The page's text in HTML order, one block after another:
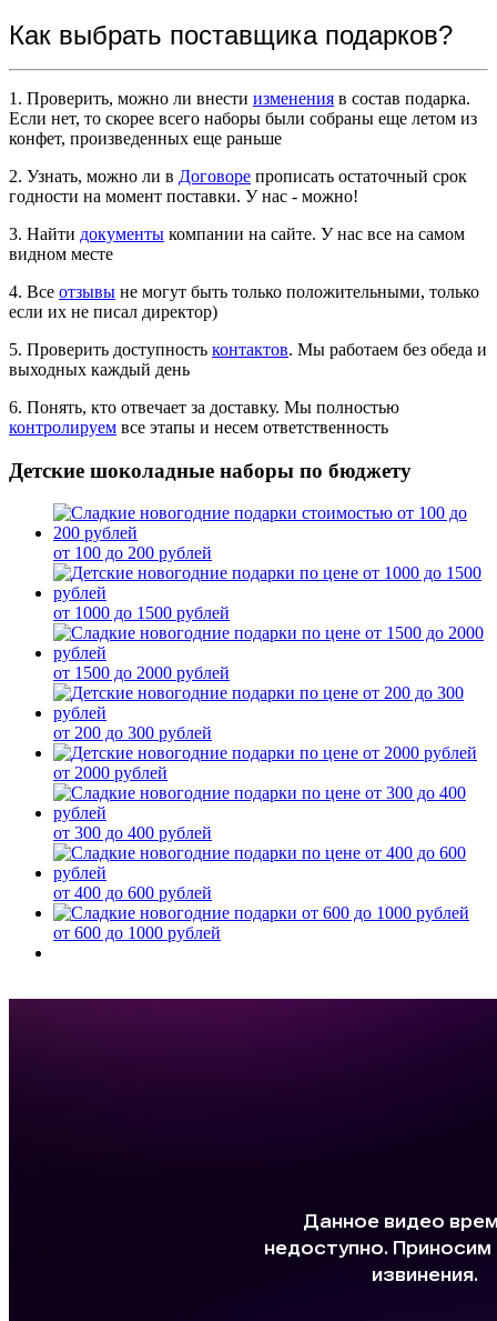
Как выбрать поставщика подарков?
1. Проверить, можно ли внести изменения в состав подарка.
Если нет, то скорее всего наборы были собраны еще летом из
конфет, произведенных еще раньше
2. Узнать, можно ли в Договоре прописать остаточный срок
годности на момент поставки. У нас - можно!
3. Найти документы компании на сайте. У нас все на самом
видном месте
4. Все отзывы не могут быть только положительными, только
если их не писал директор)
5. Проверить доступность контактов. Мы работаем без обеда и
выходных каждый день
6. Понять, кто отвечает за доставку. Мы полностью
контролируем все этапы и несем ответственность
Детские шоколадные наборы по бюджету
от 100 до 200 рублей
от 1000 до 1500 рублей
от 1500 до 2000 рублей
от 200 до 300 рублей
от 2000 рублей
от 300 до 400 рублей
от 400 до 600 рублей
от 600 до 1000 рублей